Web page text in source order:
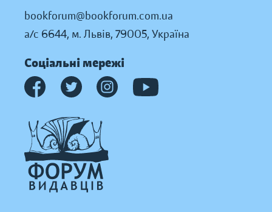
bookforum@bookforum.com.ua
а/с 6644, м. Львів, 79005, Україна
Соціальні мережі